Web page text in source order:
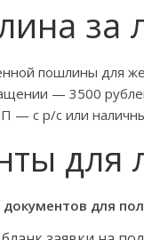
пошлины для
— 3500
— с р/с или
для